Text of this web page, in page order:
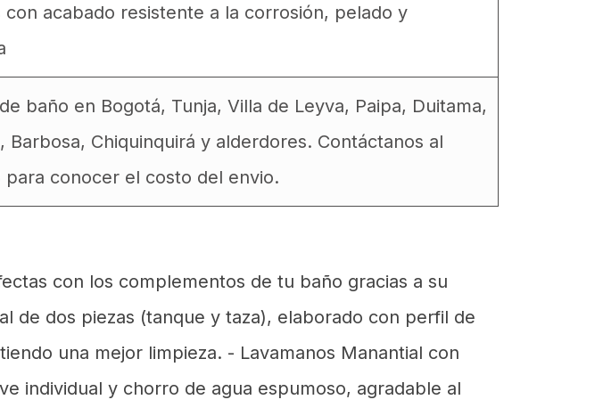
acabado resistente a la corrosión, pelado y
baño en Bogotá, Tunja, Villa de Leyva, Paipa, Duitama,
Barbosa, Chiquinquirá y alderdores. Contáctanos al
conocer el costo del envio.
con los complementos de tu baño gracias a su
de dos piezas (tanque y taza), elaborado con perfil de
una mejor limpieza. - Lavamanos Manantial con
individual y chorro de agua espumoso, agradable al